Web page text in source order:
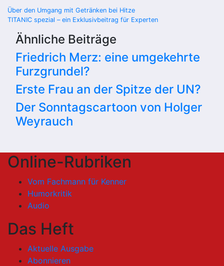
Beitragsnavigation
Über den Umgang mit Getränken bei Hitze
TITANIC spezial – ein Exklusivbeitrag für Experten
Ähnliche Beiträge
Friedrich Merz: eine umgekehrte
Furzgrundel?
Erste Frau an der Spitze der UN?
Der Sonntagscartoon von Holger
Weyrauch
Online-Rubriken
Vom Fachmann für Kenner
Humorkritik
Audio
Das Heft
Aktuelle Ausgabe
Abonnieren